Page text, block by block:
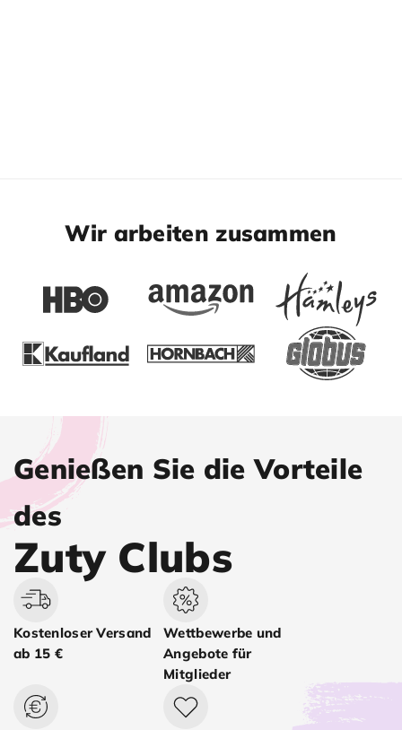
Wir arbeiten zusammen
Genießen Sie die Vorteile
des
Zuty Clubs
Kostenloser Versand
ab 15 €
Wettbewerbe und
Angebote für
Mitglieder